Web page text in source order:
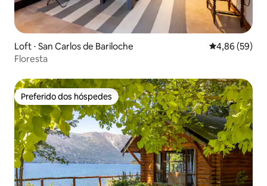
Loft ⋅ San Carlos de Bariloche 4,86 de uma
4,86 (59)
Floresta
Preferido dos hóspedes
Preferido dos hóspedes